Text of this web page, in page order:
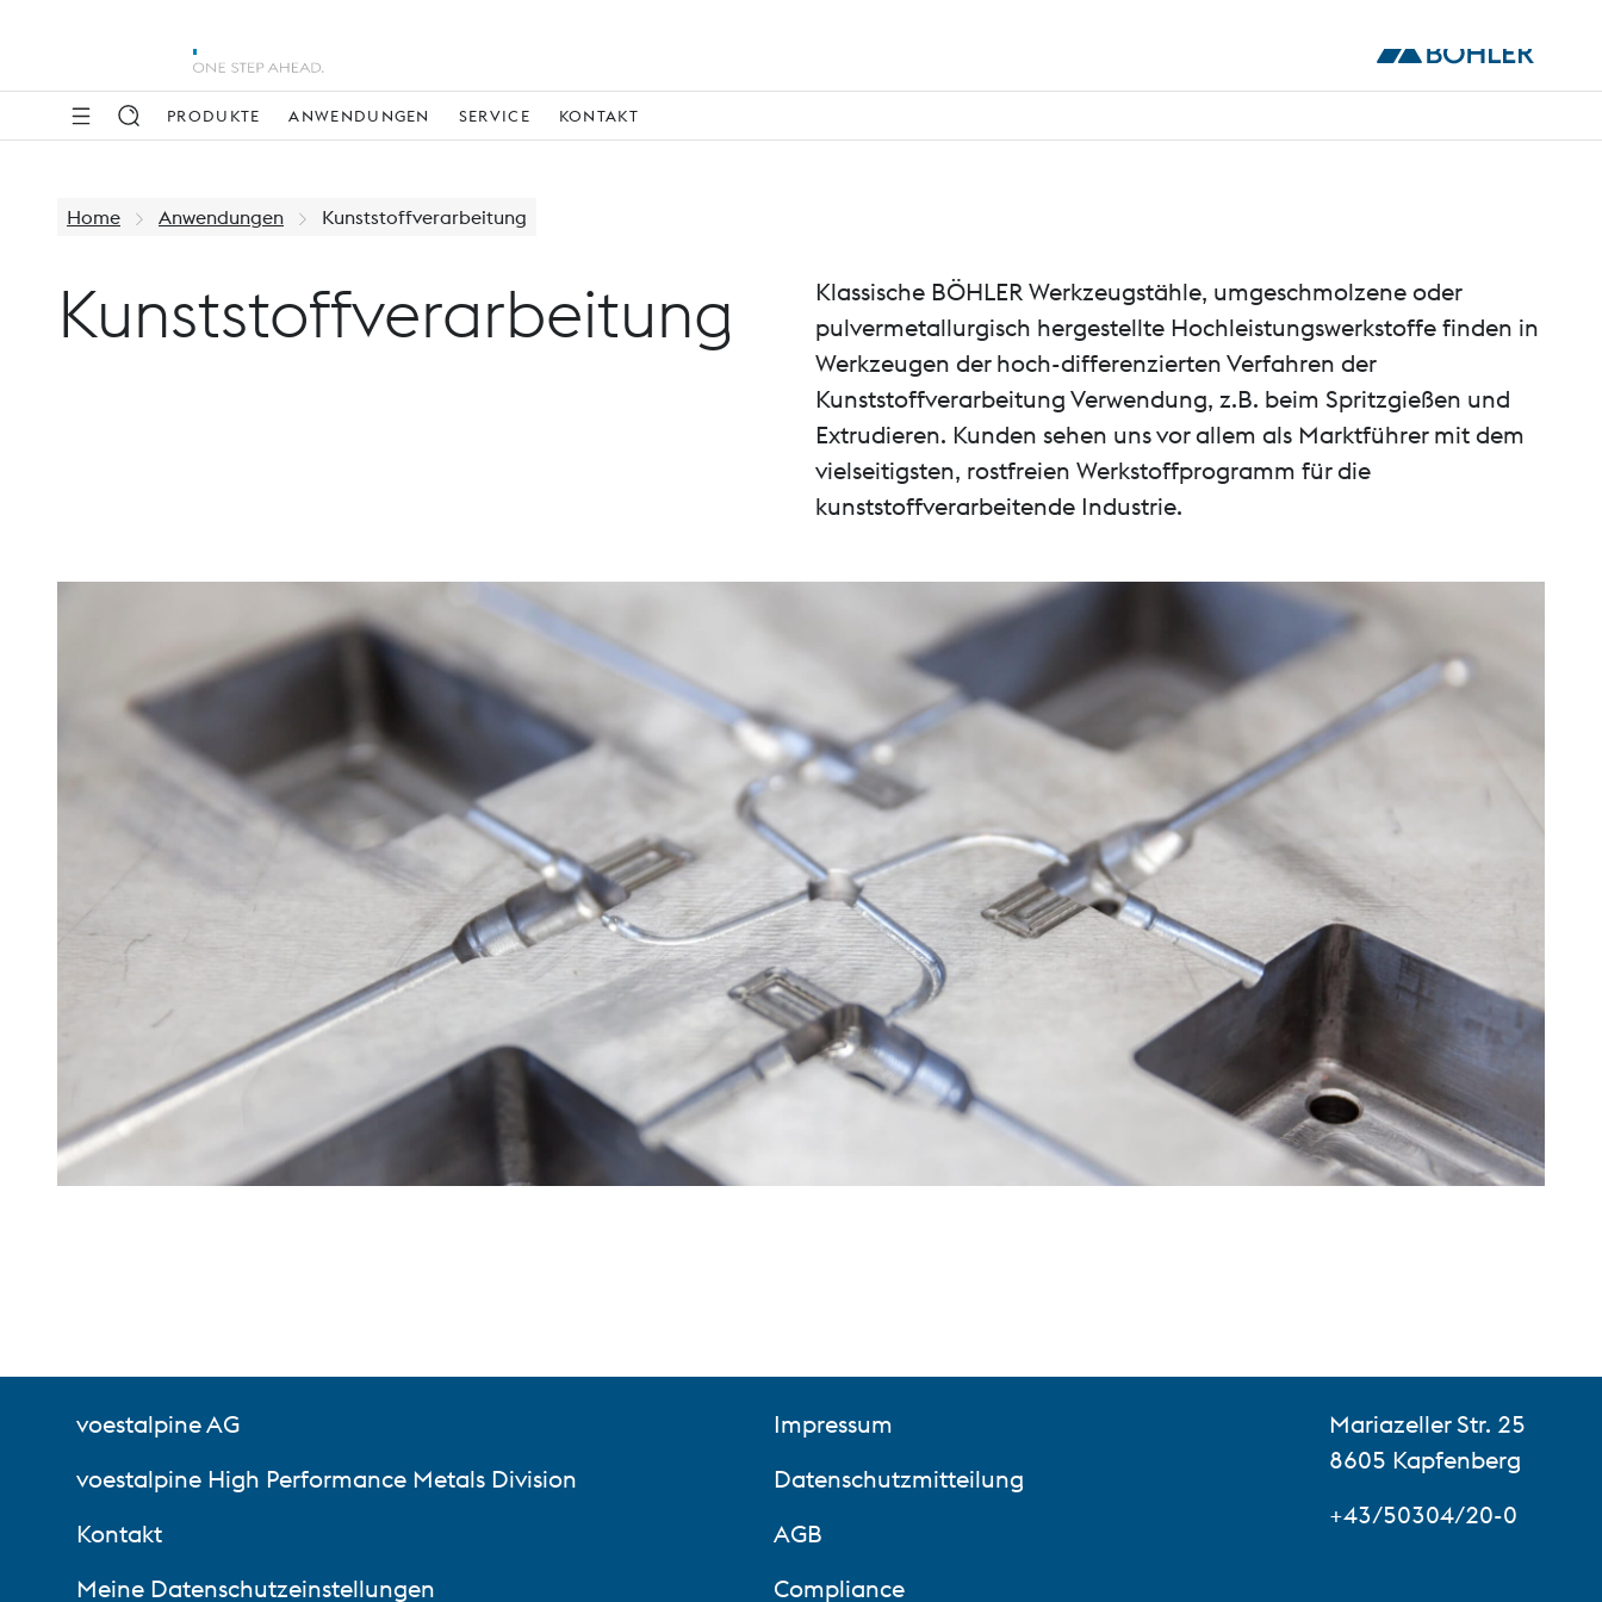
PRODUKTE ANWENDUNGEN SERVICE KONTAKT
Home Anwendungen Kunststoffverarbeitung
Kunststoffverarbeitung
Klassische BÖHLER Werkzeugstähle, umgeschmolzene oder
pulvermetallurgisch hergestellte Hochleistungswerkstoffe finden in
Werkzeugen der hoch-differenzierten Verfahren der
Kunststoffverarbeitung Verwendung, z.B. beim Spritzgießen und
Extrudieren. Kunden sehen uns vor allem als Marktführer mit dem
vielseitigsten, rostfreien Werkstoffprogramm für die
kunststoffverarbeitende Industrie.
voestalpine AG
voestalpine High Performance Metals Division
Kontakt
Meine Datenschutzeinstellungen
Impressum
Datenschutzmitteilung
AGB
Compliance
Verhaltenskodex
Mariazeller Str. 25
8605 Kapfenberg
+43/50304/20-0